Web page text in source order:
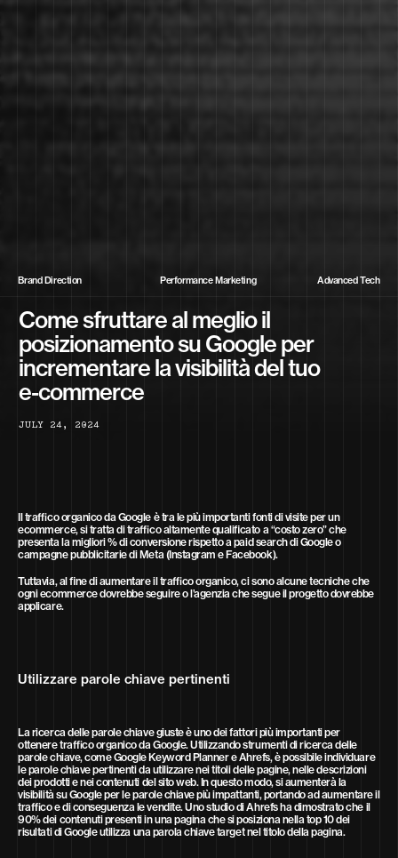
Brand Direction Performance Marketing Advanced Tech
Come sfruttare al meglio il
posizionamento su Google per
incrementare la visibilità del tuo
e-commerce
J U LY 24 , 2 0 24
Il traffico organico da Google è tra le più importanti fonti di visite per un
ecommerce, si tratta di traffico altamente qualificato a “costo zero” che
presenta la migliori % di conversione rispetto a paid search di Google o
campagne pubblicitarie di Meta (Instagram e Facebook).
Tuttavia, al fine di aumentare il traffico organico, ci sono alcune tecniche che
ogni ecommerce dovrebbe seguire o l’agenzia che segue il progetto dovrebbe
applicare.
Utilizzare parole chiave pertinenti
La ricerca delle parole chiave giuste è uno dei fattori più importanti per
ottenere traffico organico da Google. Utilizzando strumenti di ricerca delle
parole chiave, come Google Keyword Planner e Ahrefs, è possibile individuare
le parole chiave pertinenti da utilizzare nei titoli delle pagine, nelle descrizioni
dei prodotti e nei contenuti del sito web. In questo modo, si aumenterà la
visibilità su Google per le parole chiave più impattanti, portando ad aumentare il
traffico e di conseguenza le vendite. Uno studio di Ahrefs ha dimostrato che il
90% dei contenuti presenti in una pagina che si posiziona nella top 10 dei
risultati di Google utilizza una parola chiave target nel titolo della pagina.